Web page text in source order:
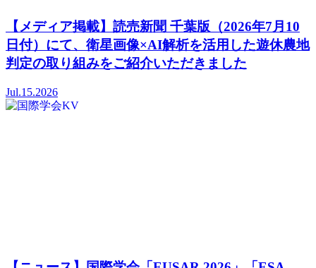
【メディア掲載】読売新聞 千葉版（2026年7月10
日付）にて、衛星画像×AI解析を活用した遊休農地
判定の取り組みをご紹介いただきました
Jul.15.2026